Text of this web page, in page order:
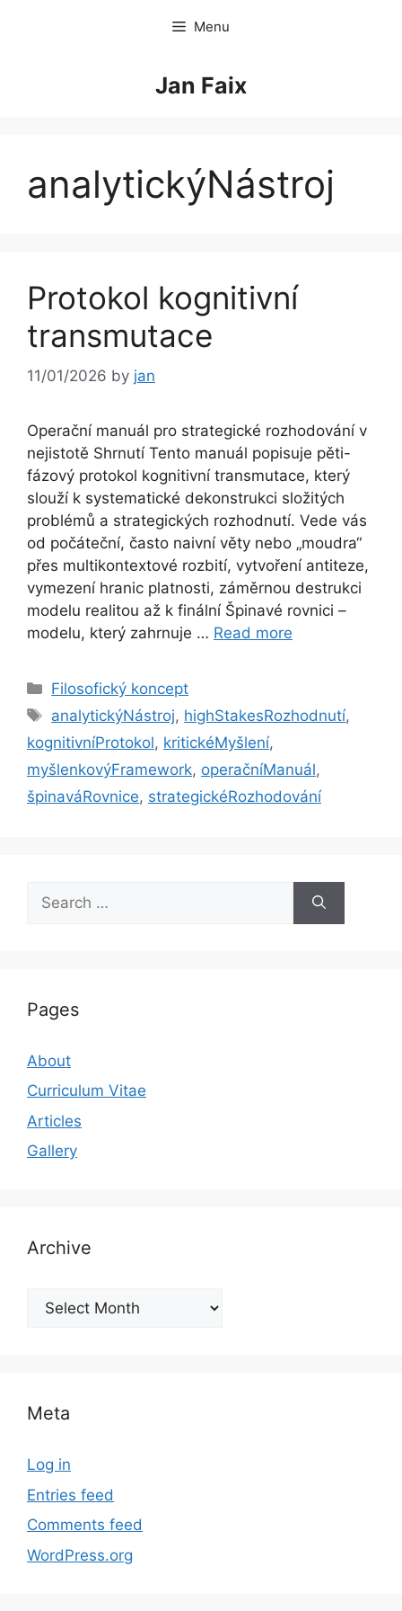
Menu
Jan Faix
analytickýNástroj
Protokol kognitivní
transmutace
11/01/2026 by jan
Operační manuál pro strategické rozhodování v
nejistotě Shrnutí Tento manuál popisuje pěti-
fázový protokol kognitivní transmutace, který
slouží k systematické dekonstrukci složitých
problémů a strategických rozhodnutí. Vede vás
od počáteční, často naivní věty nebo „moudra“
přes multikontextové rozbití, vytvoření antiteze,
vymezení hranic platnosti, záměrnou destrukci
modelu realitou až k finální Špinavé rovnici –
modelu, který zahrnuje … Read more
Categories
Filosofický koncept
Tags
analytickýNástroj, highStakesRozhodnutí,
kognitivníProtokol, kritickéMyšlení,
myšlenkovýFramework, operačníManuál,
špinaváRovnice, strategickéRozhodování
for:
Pages
About
Curriculum Vitae
Articles
Gallery
Archive
Archive
Meta
Log in
Entries feed
Comments feed
WordPress.org